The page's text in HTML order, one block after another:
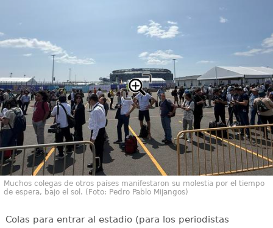
Muchos colegas de otros países manifestaron su molestia por el tiempo
de espera, bajo el sol. (Foto: Pedro Pablo Mijangos)
Colas para entrar al estadio (para los periodistas